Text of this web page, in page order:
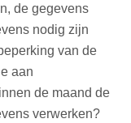
de gegevens
nodig zijn
van de
aan
de maand de
verwerken?